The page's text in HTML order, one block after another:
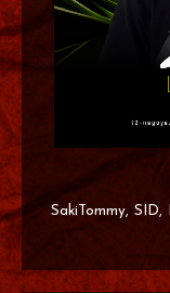
SakiTommy SID